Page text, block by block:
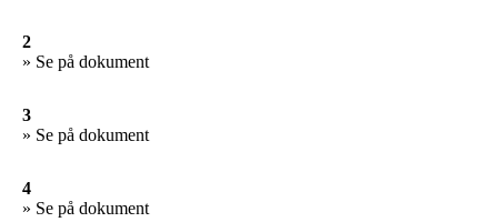
2
» Se på dokument
3
» Se på dokument
4
» Se på dokument